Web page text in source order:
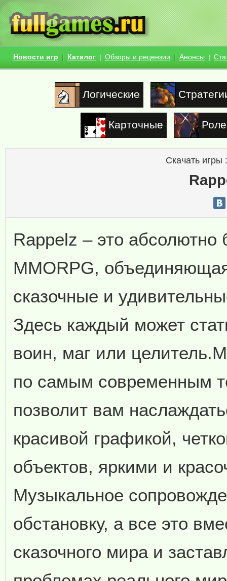
Новости игр Каталог Обзоры и рецензии Анонсы
Логические
Карточные
Скачать игры
Rappelz – это абсолютно
MMORPG,
сказочные и
Здесь каждый может
воин, маг или
по самым современным
позволит вам
красивой графикой,
объектов, яркими и
Музыкальное
обстановку, а все это
сказочного мира и